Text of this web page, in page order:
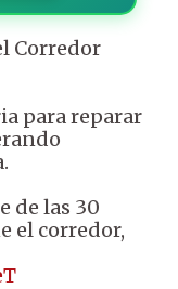
Corredor
para reparar
de las 30
el corredor,